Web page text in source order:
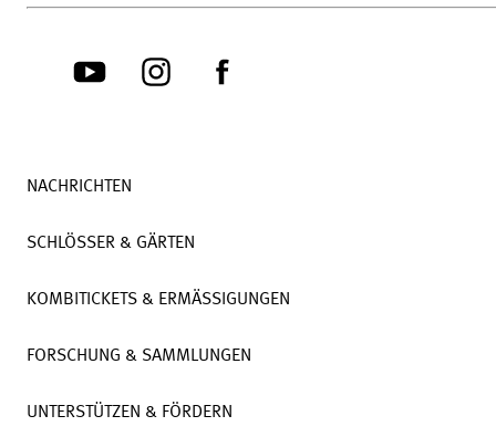
NACHRICHTEN
SCHLÖSSER & GÄRTEN
KOMBITICKETS & ERMÄSSIGUNGEN
FORSCHUNG & SAMMLUNGEN
UNTERSTÜTZEN & FÖRDERN